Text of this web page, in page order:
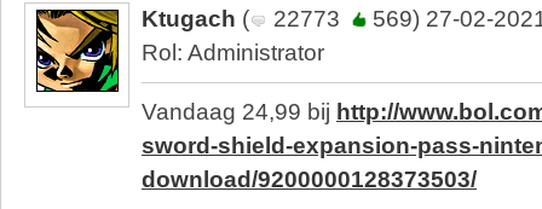
Ktugach ( 22773
569) 27-02-
Rol: Administrator
Vandaag 24,99 bij http://
sword-shield-expansion-pass-
download/9200000128373503/